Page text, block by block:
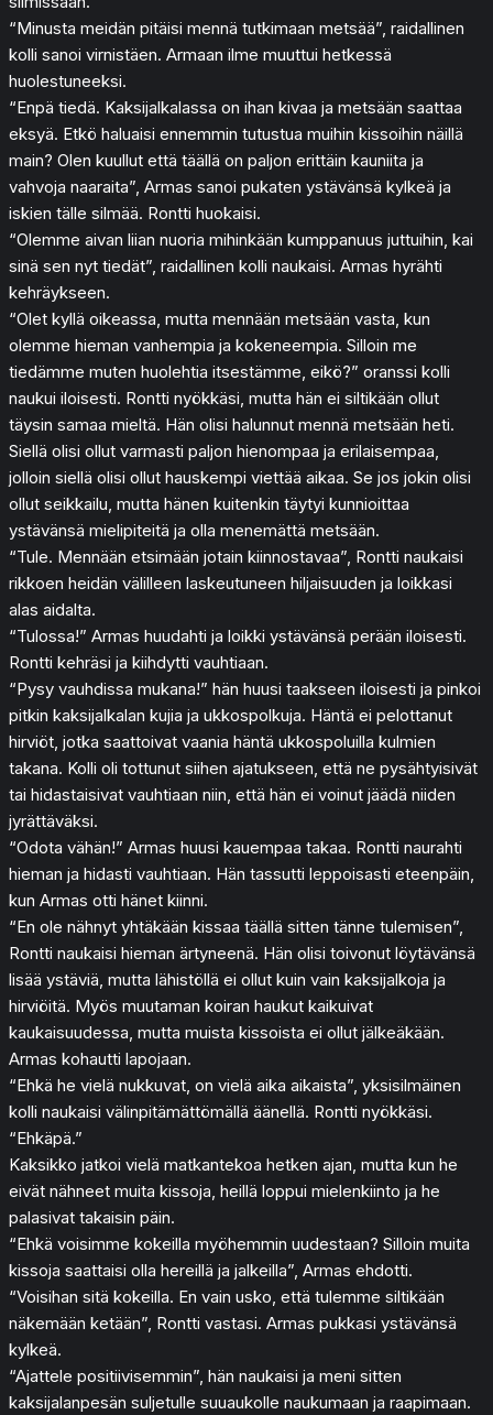
“Minusta meidän pitäisi mennä tutkimaan metsää”, raidallinen
kolli sanoi virnistäen. Armaan ilme muuttui hetkessä
huolestuneeksi.
“Enpä tiedä. Kaksijalkalassa on ihan kivaa ja metsään saattaa
eksyä. Etkö haluaisi ennemmin tutustua muihin kissoihin näillä
main? Olen kuullut että täällä on paljon erittäin kauniita ja
vahvoja naaraita”, Armas sanoi pukaten ystävänsä kylkeä ja
iskien tälle silmää. Rontti huokaisi.
“Olemme aivan liian nuoria mihinkään kumppanuus juttuihin, kai
sinä sen nyt tiedät”, raidallinen kolli naukaisi. Armas hyrähti
kehräykseen.
“Olet kyllä oikeassa, mutta mennään metsään vasta, kun
olemme hieman vanhempia ja kokeneempia. Silloin me
tiedämme muten huolehtia itsestämme, eikö?” oranssi kolli
naukui iloisesti. Rontti nyökkäsi, mutta hän ei siltikään ollut
täysin samaa mieltä. Hän olisi halunnut mennä metsään heti.
Siellä olisi ollut varmasti paljon hienompaa ja erilaisempaa,
jolloin siellä olisi ollut hauskempi viettää aikaa. Se jos jokin olisi
ollut seikkailu, mutta hänen kuitenkin täytyi kunnioittaa
ystävänsä mielipiteitä ja olla menemättä metsään.
“Tule. Mennään etsimään jotain kiinnostavaa”, Rontti naukaisi
rikkoen heidän välilleen laskeutuneen hiljaisuuden ja loikkasi
alas aidalta.
“Tulossa!” Armas huudahti ja loikki ystävänsä perään iloisesti.
Rontti kehräsi ja kiihdytti vauhtiaan.
“Pysy vauhdissa mukana!” hän huusi taakseen iloisesti ja pinkoi
pitkin kaksijalkalan kujia ja ukkospolkuja. Häntä ei pelottanut
hirviöt, jotka saattoivat vaania häntä ukkospoluilla kulmien
takana. Kolli oli tottunut siihen ajatukseen, että ne pysähtyisivät
tai hidastaisivat vauhtiaan niin, että hän ei voinut jäädä niiden
jyrättäväksi.
“Odota vähän!” Armas huusi kauempaa takaa. Rontti naurahti
hieman ja hidasti vauhtiaan. Hän tassutti leppoisasti eteenpäin,
kun Armas otti hänet kiinni.
“En ole nähnyt yhtäkään kissaa täällä sitten tänne tulemisen”,
Rontti naukaisi hieman ärtyneenä. Hän olisi toivonut löytävänsä
lisää ystäviä, mutta lähistöllä ei ollut kuin vain kaksijalkoja ja
hirviöitä. Myös muutaman koiran haukut kaikuivat
kaukaisuudessa, mutta muista kissoista ei ollut jälkeäkään.
Armas kohautti lapojaan.
“Ehkä he vielä nukkuvat, on vielä aika aikaista”, yksisilmäinen
kolli naukaisi välinpitämättömällä äänellä. Rontti nyökkäsi.
“Ehkäpä.”
Kaksikko jatkoi vielä matkantekoa hetken ajan, mutta kun he
eivät nähneet muita kissoja, heillä loppui mielenkiinto ja he
palasivat takaisin päin.
“Ehkä voisimme kokeilla myöhemmin uudestaan? Silloin muita
kissoja saattaisi olla hereillä ja jalkeilla”, Armas ehdotti.
“Voisihan sitä kokeilla. En vain usko, että tulemme siltikään
näkemään ketään”, Rontti vastasi. Armas pukkasi ystävänsä
kylkeä.
“Ajattele positiivisemmin”, hän naukaisi ja meni sitten
kaksijalanpesän suljetulle suuaukolle naukumaan ja raapimaan.